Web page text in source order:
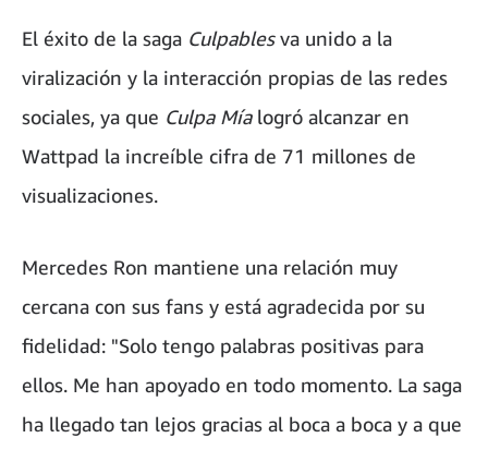
El éxito de la saga Culpablesva unido a la
viralización y la interacción propias de las redes
sociales, ya que Culpa Míalogró alcanzar en
Wattpad la increíble cifra de 71 millones de
visualizaciones.
Mercedes Ron mantiene una relación muy
cercana con sus fans y está agradecida por su
fidelidad: "Solo tengo palabras positivas para
ellos. Me han apoyado en todo momento. La saga
ha llegado tan lejos gracias al boca a boca y a que